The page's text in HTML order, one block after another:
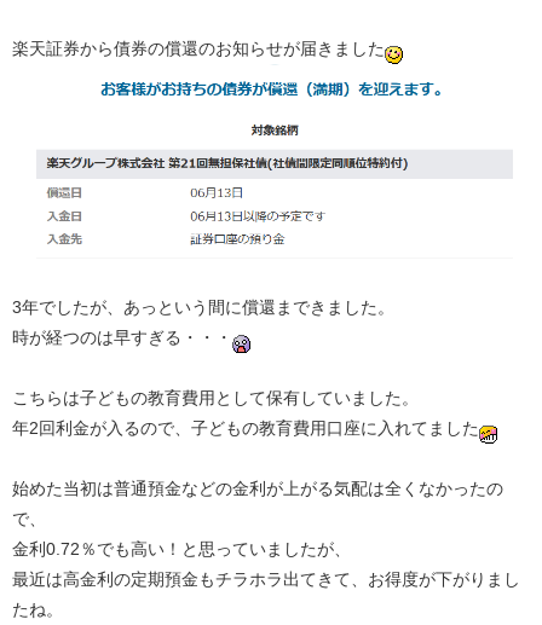
楽天証券から債券の償還のお知らせが届きました
3年でしたが、あっという間に償還まできました。
時が経つのは早すぎる・・・
こちらは子どもの教育費用として保有していました。
年2回利金が入るので、子どもの教育費用口座に入れてました
始めた当初は普通預金などの金利が上がる気配は全くなかったの
で、
金利0.72％でも高い！と思っていましたが、
最近は高金利の定期預金もチラホラ出てきて、お得度が下がりまし
たね。